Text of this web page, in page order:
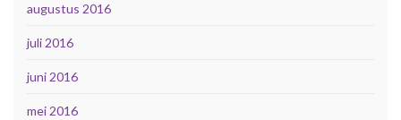
augustus 2016
juli 2016
juni 2016
mei 2016